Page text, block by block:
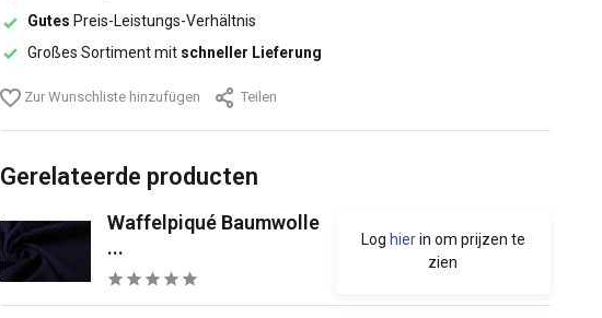
Gutes Preis-Leistungs-Verhältnis
Großes Sortiment mit schneller Lieferung
Zur Wunschliste hinzufügen Teilen
Gerelateerde producten
Waffelpiqué Baumwolle
...
Log hierin om prijzen te
zien